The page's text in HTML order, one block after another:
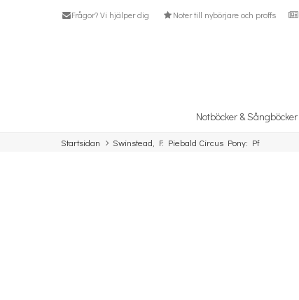
Frågor? Vi hjälper dig Noter till nybörjare och proffs
Notböcker & Sångböcker
Startsidan Swinstead, F: Piebald Circus Pony: Pf